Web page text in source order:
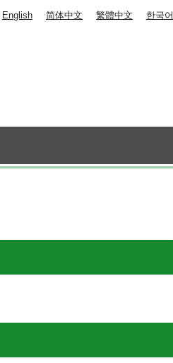
English 简体中文 繁體中文 한국어